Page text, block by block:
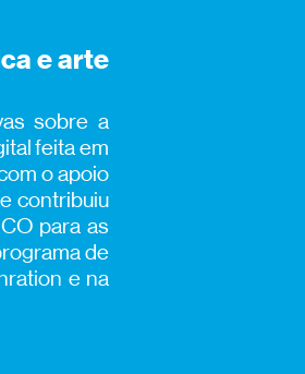
e arte
sobre a
feita em
o apoio
contribuiu
para as
de
e na